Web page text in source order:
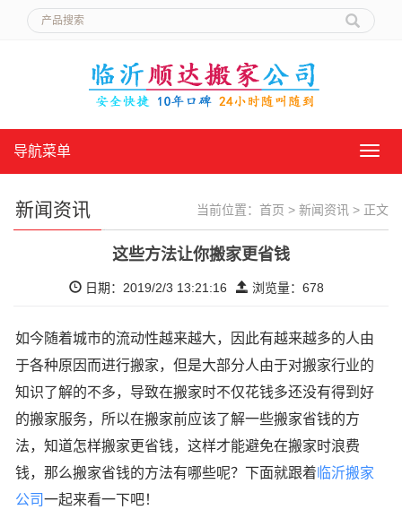
导
导航菜单
新闻资讯 当前位置： 首页 > 新闻资讯 > 正文
这些方法让你搬家更省钱
日期：2019/2/3 13:21:16 浏览量： 678
如今随着城市的流动性越来越大，因此有越来越多的人由
于各种原因而进行搬家，但是大部分人由于对搬家行业的
知识了解的不多，导致在搬家时不仅花钱多还没有得到好
的搬家服务，所以在搬家前应该了解一些搬家省钱的方
法，知道怎样搬家更省钱，这样才能避免在搬家时浪费
钱，那么搬家省钱的方法有哪些呢？下面就跟着 临沂搬家
公司一起来看一下吧！